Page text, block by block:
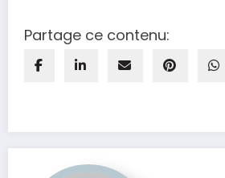
Partage ce contenu: